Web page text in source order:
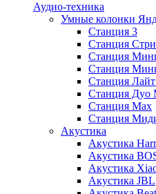
Аудио-техника
Умные колонки
Станция 3
Станция
Станция
Станция
Станция
Станция Дуо
Станция Max
Станция
Акустика
Акустика
Акустика
Акустика
Акустика JBL